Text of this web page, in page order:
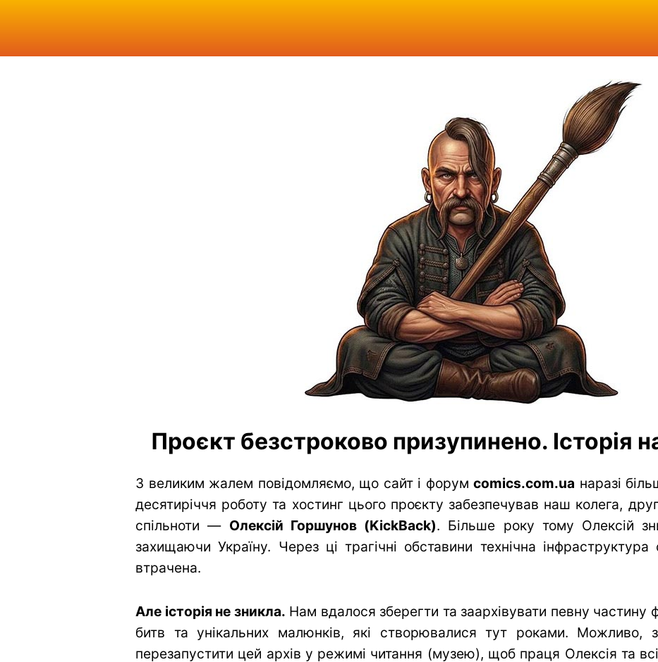
Проєкт безстроково призупинено. Історія
З великим жалем повідомляємо, що сайт і форум comics.com.ua наразі
десятиріччя роботу та хостинг цього проєкту забезпечував наш колега,
спільноти — Олексій Горшунов (KickBack). Більше року тому Олексій
захищаючи Україну. Через ці трагічні обставини технічна
втрачена.
Але історія не зникла. Нам вдалося зберегти та заархівувати певну частину
битв та унікальних малюнків, які створювалися тут роками. Можливо,
перезапустити цей архів у режимі читання (музею), щоб праця Олексія та